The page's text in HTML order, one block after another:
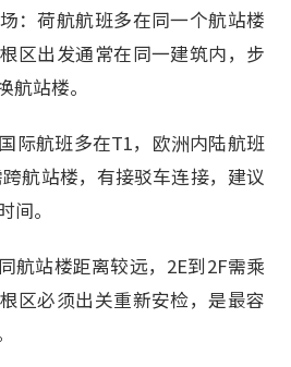
：荷航航班多在同一个航站楼
区出发通常在同一建筑内，步
站楼。
际航班多在T1，欧洲内陆航班
航站楼，有接驳车连接，建议
间。
航站楼距离较远，2E到2F需乘
区必须出关重新安检，是最容